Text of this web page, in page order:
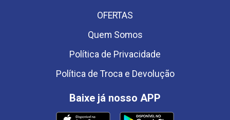
OFERTAS
Quem Somos
Política de Privacidade
Política de Troca e Devolução
Baixe já nosso APP